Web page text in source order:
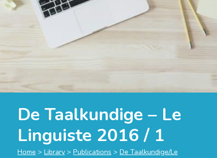
De Taalkundige – Le
Linguiste 2016 / 1
Home > Library > Publications > De Taalkundige/Le